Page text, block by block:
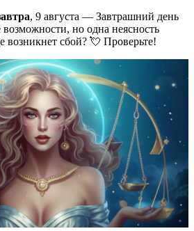
, 9 августа — Завтрашний день
но одна неясность
возникнет сбой? 💘 Проверьте!